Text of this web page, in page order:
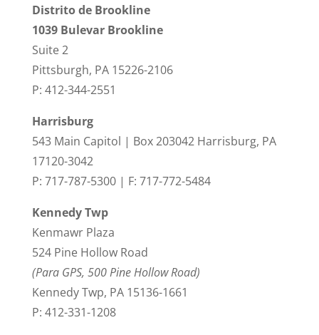
Distrito de Brookline
1039 Bulevar Brookline
Suite 2
Pittsburgh, PA 15226-2106
P: 412-344-2551
Harrisburg
543 Main Capitol | Box 203042 Harrisburg, PA
17120-3042
P: 717-787-5300 | F: 717-772-5484
Kennedy Twp
Kenmawr Plaza
524 Pine Hollow Road
(Para GPS, 500 Pine Hollow Road)
Kennedy Twp, PA 15136-1661
P: 412-331-1208